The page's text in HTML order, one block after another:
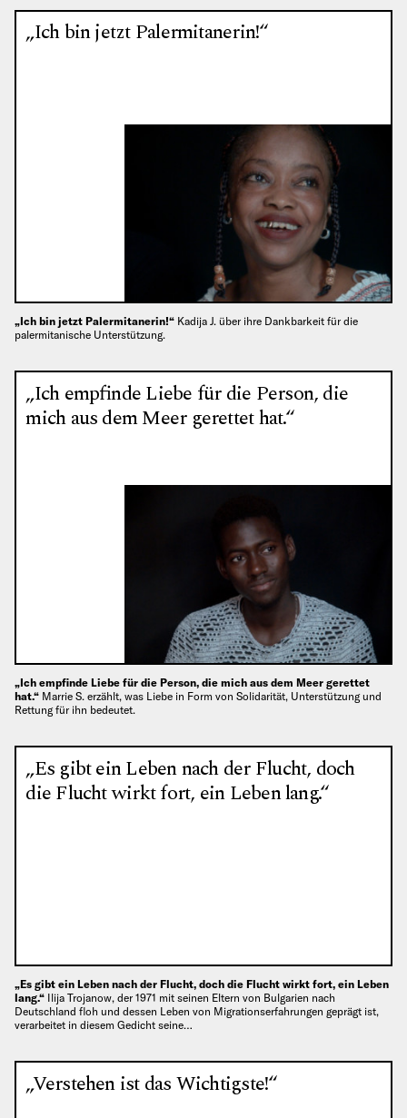
„Ich bin jetzt Palermitanerin!“
„Ich bin jetzt Palermitanerin!“ Kadija J. über ihre Dankbarkeit für die
palermitanische Unterstützung.
„Ich empfinde Liebe für die Person, die
mich aus dem Meer gerettet hat.“
„Ich empfinde Liebe für die Person, die mich aus dem Meer gerettet
hat.“ Marrie S. erzählt, was Liebe in Form von Solidarität, Unterstützung und
Rettung für ihn bedeutet.
„Es gibt ein Leben nach der Flucht, doch
die Flucht wirkt fort, ein Leben lang.“
„Es gibt ein Leben nach der Flucht, doch die Flucht wirkt fort, ein Leben
lang.“ Ilija Trojanow, der 1971 mit seinen Eltern von Bulgarien nach
Deutschland floh und dessen Leben von Migrationserfahrungen geprägt ist,
verarbeitet in diesem Gedicht seine…
„Verstehen ist das Wichtigste!“